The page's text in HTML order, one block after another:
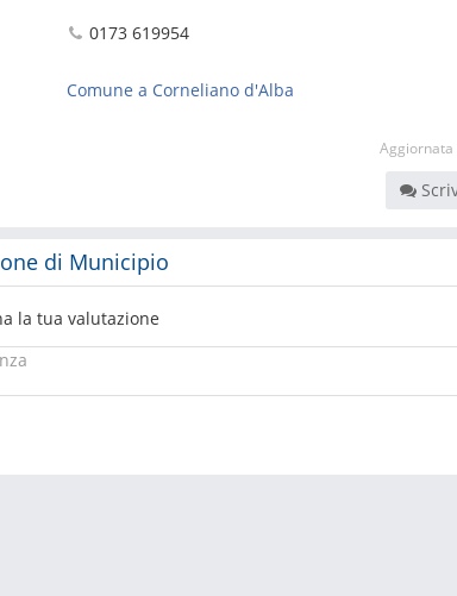
0173 619954
Comune a Corneliano d'Alba
Aggiornata
di Municipio
la tua valutazione